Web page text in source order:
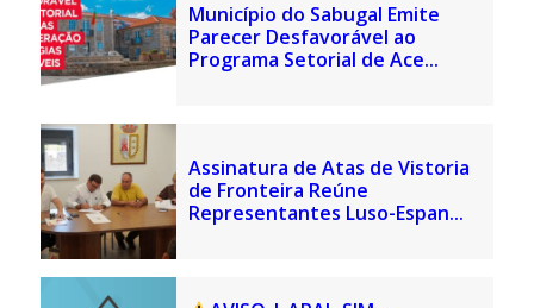
Município do Sabugal Emite
Parecer Desfavorável ao
Programa Setorial de Ace...
Assinatura de Atas de Vistoria
de Fronteira Reúne
Representantes Luso-Espan...